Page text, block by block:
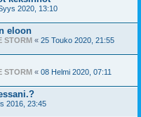
2020, 13:10
eloon
STORM « 25 Touko 2020, 21:55
STORM « 08 Helmi 2020, 07:11
2016, 23:45